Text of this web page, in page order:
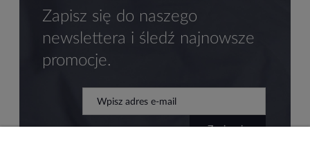
Zapisz się do naszego
newslettera i śledź najnowsze
promocje.
zapisz się